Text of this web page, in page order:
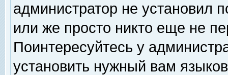
администратор не установил
или же просто никто еще не
Поинтересуйтесь у
установить нужный вам